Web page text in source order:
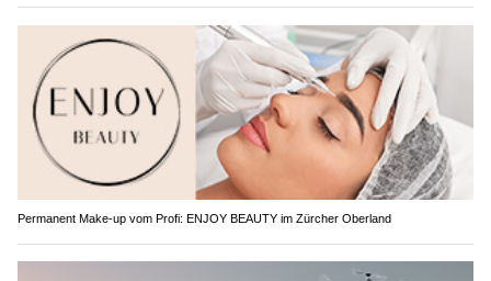
Permanent Make-up vom Profi: ENJOY BEAUTY im Zürcher Oberland